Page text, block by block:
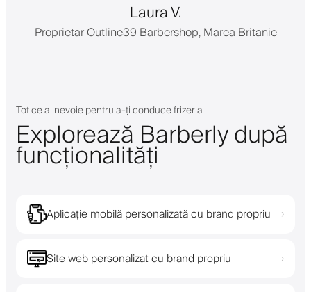
Laura V.
Proprietar Outline39 Barbershop, Marea Britanie
Tot ce ai nevoie pentru a-ți conduce frizeria
Explorează Barberly după
funcționalități
Aplicație mobilă personalizată cu brand propriu ›
Site web personalizat cu brand propriu ›